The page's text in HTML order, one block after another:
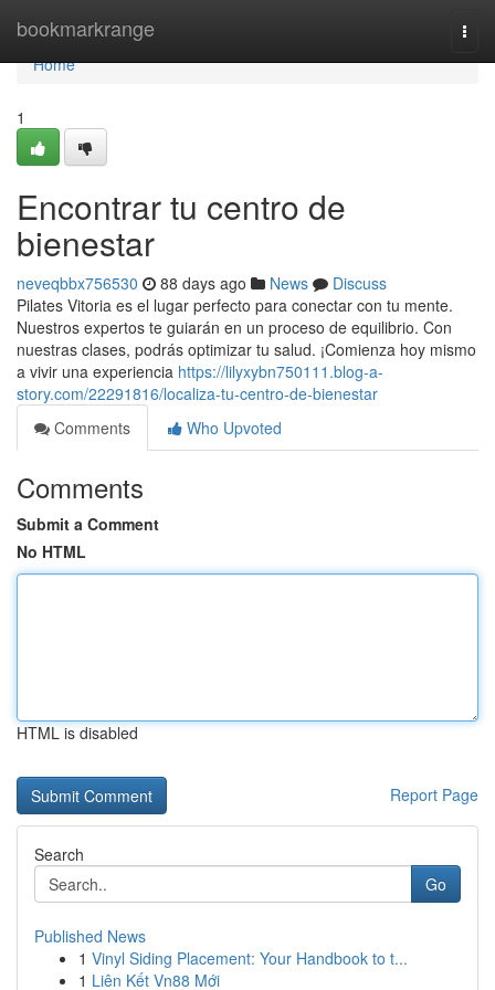
bookmarkrange
Home
Home
1
Encontrar tu centro de
bienestar
neveqbbx756530 88 days ago News
Discuss
Pilates Vitoria es el lugar perfecto para conectar con tu mente.
Nuestros expertos te guiarán en un proceso de equilibrio. Con
nuestras clases, podrás optimizar tu salud. ¡Comienza hoy mismo
a vivir una experiencia https://lilyxybn750111.blog-a-
story.com/22291816/localiza-tu-centro-de-bienestar
Comments
Who Upvoted
Comments
Submit a Comment
No HTML
HTML is disabled
Report Page
Search
Go
Published News
1 Vinyl Siding Placement: Your Handbook to t...
1 Liên Kết Vn88 Mới